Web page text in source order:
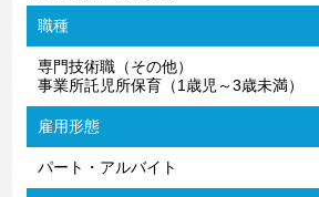
職種
専門技術職（その他）
事業所託児所保育（1歳児～3歳未満）
雇用形態
パート・アルバイト